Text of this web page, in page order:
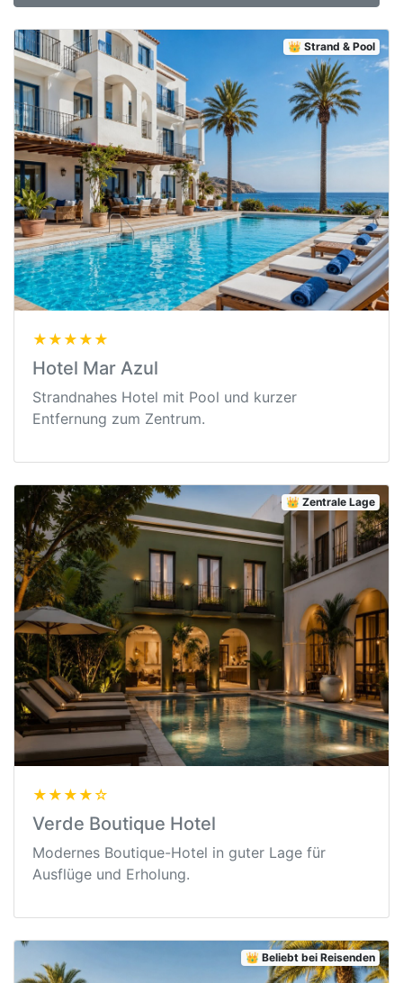
👑 Strand & Pool
★★★★★
Hotel Mar Azul
Strandnahes Hotel mit Pool und kurzer
Entfernung zum Zentrum.
👑 Zentrale Lage
★★★★☆
Verde Boutique Hotel
Modernes Boutique-Hotel in guter Lage für
Ausflüge und Erholung.
👑 Beliebt bei Reisenden